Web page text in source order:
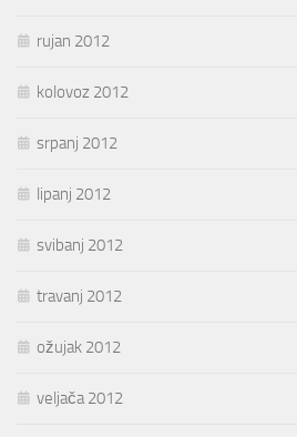
rujan 2012
kolovoz 2012
srpanj 2012
lipanj 2012
svibanj 2012
travanj 2012
ožujak 2012
veljača 2012